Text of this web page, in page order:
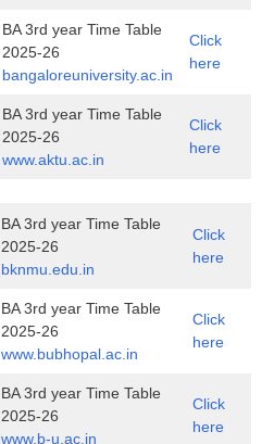
BA 3rd year Time Table
2025-26
bangaloreuniversity.ac.in
Click
here
BA 3rd year Time Table
2025-26
www.aktu.ac.in
Click
here
BA 3rd year Time Table
2025-26
bknmu.edu.in
Click
here
BA 3rd year Time Table
2025-26
www.bubhopal.ac.in
Click
here
BA 3rd year Time Table
2025-26
www.b-u.ac.in
Click
here